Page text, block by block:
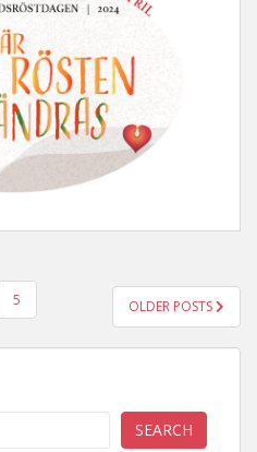
5 OLDER POSTS
SEARCH